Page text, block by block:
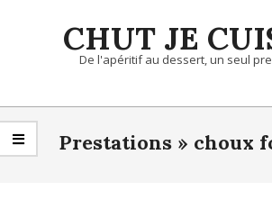
CHUT JE
De l'apéritif au dessert, un seul
Primary
Navigation
Menu
Prestations » choux